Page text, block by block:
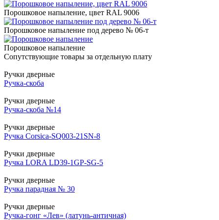
Порошковое напыление, цвет RAL 9006
Порошковое напыление под дерево № 06-т
Порошковое напыление
Сопутствующие товары за отдельную плату
Ручки дверные
Ручка-скоба
Ручки дверные
Ручка-скоба №14
Ручки дверные
Ручка Corsica-SQ003-21SN-8
Ручки дверные
Ручка LORA LD39-1GP-SG-5
Ручки дверные
Ручка парадная № 30
Ручки дверные
Ручка-гонг «Лев» (латунь-античная)